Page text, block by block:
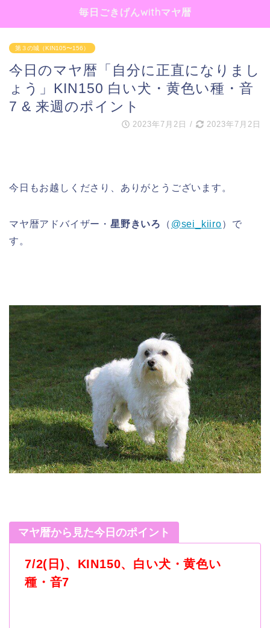
毎日ごきげんwithマヤ暦
第３の城（KIN105〜156）
今日のマヤ暦「自分に正直になりまし
ょう」KIN150 白い犬・黄色い種・音
7 & 来週のポイント
2023年7月2日 / 2023年7月2日
今日もお越しくださり、ありがとうございます。
マヤ暦アドバイザー・ 星野きいろ （ @sei_kiiro）で
す。
マヤ暦から見た今日のポイント
7/2(日 )、 KIN150、白い犬・黄色い
種・音7